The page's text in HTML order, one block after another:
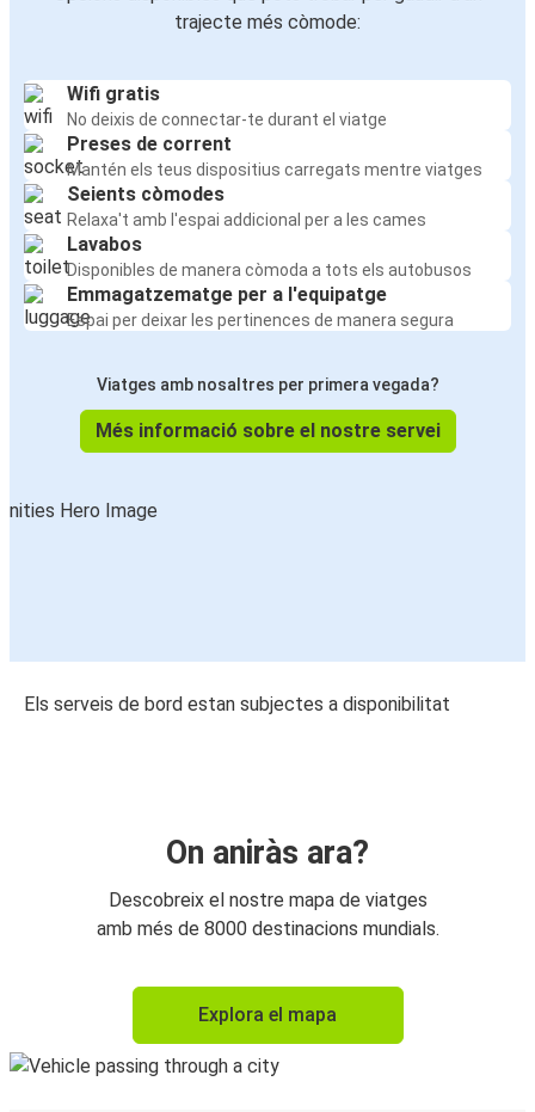
trajecte més còmode:
Wifi gratis
No deixis de connectar-te durant el viatge
Preses de corrent
Mantén els teus dispositius carregats mentre viatges
Seients còmodes
Relaxa't amb l'espai addicional per a les cames
Lavabos
Disponibles de manera còmoda a tots els autobusos
Emmagatzematge per a l'equipatge
Espai per deixar les pertinences de manera segura
Viatges amb nosaltres per primera vegada?
Més informació sobre el nostre servei
Els serveis de bord estan subjectes a disponibilitat
On aniràs ara?
Descobreix el nostre mapa de viatges
amb més de 8000 destinacions mundials.
Explora el mapa